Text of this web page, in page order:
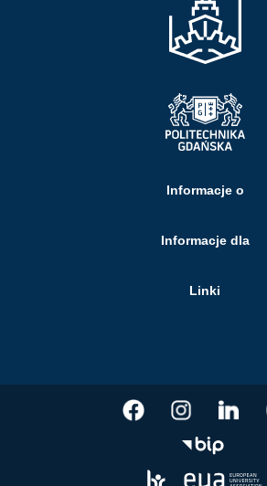
Informacje o
Informacje dla
Linki